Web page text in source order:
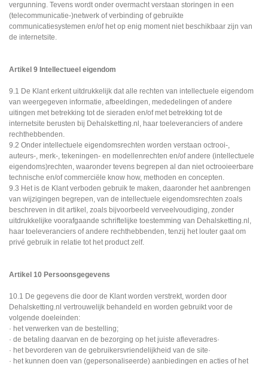
vergunning. Tevens wordt onder overmacht verstaan storingen in een
(telecommunicatie-)netwerk of verbinding of gebruikte
communicatiesystemen en/of het op enig moment niet beschikbaar zijn van
de internetsite.
Artikel 9 Intellectueel eigendom
9.1 De Klant erkent uitdrukkelijk dat alle rechten van intellectuele eigendom
van weergegeven informatie, afbeeldingen, mededelingen of andere
uitingen met betrekking tot de sieraden en/of met betrekking tot de
internetsite berusten bij Dehalsketting.nl, haar toeleveranciers of andere
rechthebbenden.
9.2 Onder intellectuele eigendomsrechten worden verstaan octrooi-,
auteurs-, merk-, tekeningen- en modellenrechten en/of andere (intellectuele
eigendoms)rechten, waaronder tevens begrepen al dan niet octrooieerbare
technische en/of commerciële know how, methoden en concepten.
9.3 Het is de Klant verboden gebruik te maken, daaronder het aanbrengen
van wijzigingen begrepen, van de intellectuele eigendomsrechten zoals
beschreven in dit artikel, zoals bijvoorbeeld verveelvoudiging, zonder
uitdrukkelijke voorafgaande schriftelijke toestemming van Dehalsketting.nl,
haar toeleveranciers of andere rechthebbenden, tenzij het louter gaat om
privé gebruik in relatie tot het product zelf.
Artikel 10 Persoonsgegevens
10.1 De gegevens die door de Klant worden verstrekt, worden door
Dehalsketting.nl vertrouwelijk behandeld en worden gebruikt voor de
volgende doeleinden:
· het verwerken van de bestelling;
· de betaling daarvan en de bezorging op het juiste afleveradres·
· het bevorderen van de gebruikersvriendelijkheid van de site·
· het kunnen doen van (gepersonaliseerde) aanbiedingen en acties of het